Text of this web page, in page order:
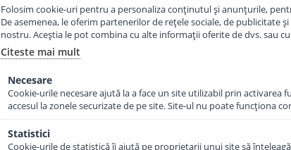
Folosim cookie-uri pentru a personaliza conținutul și anunțurile,
De asemenea, le oferim partenerilor de rețele sociale, de publicitate
nostru. Aceștia le pot combina cu alte informații oferite de dvs. sau
Citeste mai mult
Necesare
Cookie-urile necesare ajută la a face un site utilizabil prin activarea
accesul la zonele securizate de pe site. Site-ul nu poate funcţiona
Statistici
Cookie-urile de statistică îi ajută pe proprietarii unui site să